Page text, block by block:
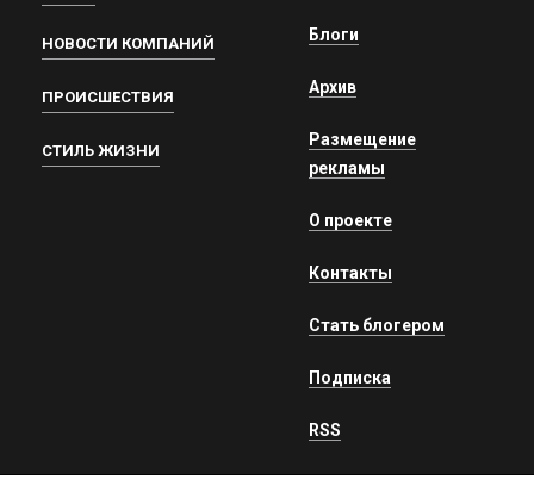
НОВОСТИ КОМПАНИЙ
ПРОИСШЕСТВИЯ
СТИЛЬ ЖИЗНИ
Блоги
Архив
Размещение
рекламы
О проекте
Контакты
Стать блогером
Подписка
RSS